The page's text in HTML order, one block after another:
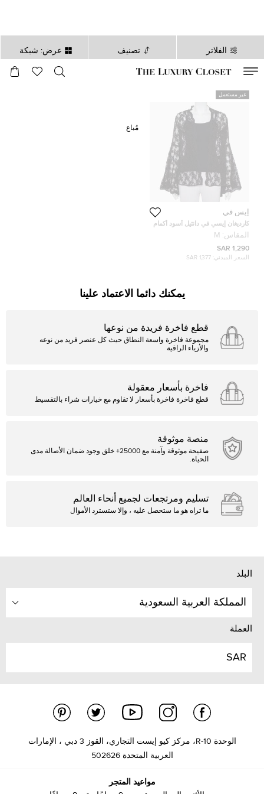
الفلاتر تصنيف عرض: شبكة
ثانية
غير مستعمل
إيس في
كارديغان إيسي في دانتيل أسود أكمام
واسعة مفتوح مقاس متوسط - ميديوم
المقاس: M
1,290 SAR
السعر المبدئي: 1,377 SAR
مُباع
يمكنك دائما الاعتماد علينا
قطع فاخرة فريدة من نوعها
مجموعة فاخرة واسعة النطاق حيث كل عنصر فريد من نوعه
والأزياء الراقية
فاخرة بأسعار معقولة
قطع فاخرة فاخرة بأسعار لا تقاوم مع خيارات شراء بالتقسيط
منصة موثوقة
صفيحة موثوقة وآمنة مع 25000+ خلق وجود ضمان الأصالة مدى
الحياة.
تسليم ومرتجعات لجميع أنحاء العالم
ما تراه هو ما ستحصل عليه ، وإلا ستسترد الأموال
البلد
المملكة العربية السعودية
العملة
SAR
الوحدة R-10، مركز كيو إيست التجاري، القوز 3 دبي ، الإمارات
العربية المتحدة 502626
مواعيد المتجر